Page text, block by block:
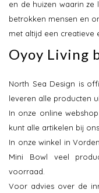
en de huizen waarin ze
betrokken mensen en
met altijd een creatieve
Oyoy Living
North Sea Design is
leveren alle producten
In onze online
kunt alle artikelen bij
In onze winkel in
Mini Bowl veel
voorraad.
Voor advies over de